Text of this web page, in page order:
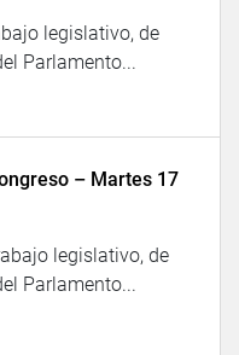
legislativo, de
Parlamento...
– Martes 17
legislativo, de
Parlamento...